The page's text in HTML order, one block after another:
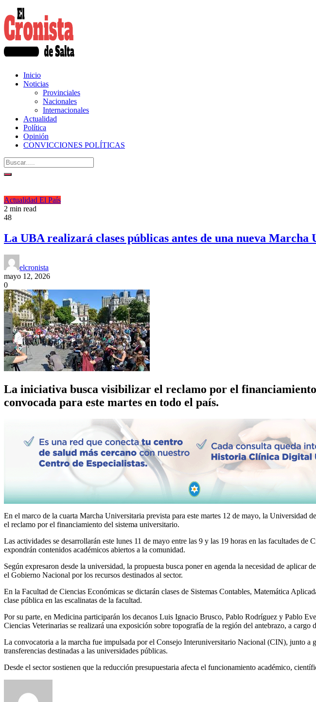
Inicio
Noticias
Provinciales
Nacionales
Internacionales
Actualidad
Política
Opinión
CONVICCIONES POLÍTICAS
Actualidad El País
2 min read
48
La UBA realizará clases públicas antes de una nueva Marcha
elcronista
mayo 12, 2026
0
La iniciativa busca visibilizar el reclamo por el
convocada para este martes en todo el país.
En el marco de la cuarta Marcha Universitaria prevista para este martes 12 de mayo, la
el reclamo por el financiamiento del sistema universitario.
Las actividades se desarrollarán este lunes 11 de mayo entre las 9 y las 19 horas en las facultades
expondrán contenidos académicos abiertos a la comunidad.
Según expresaron desde la universidad, la propuesta busca poner en agenda la necesidad de
el Gobierno Nacional por los recursos destinados al sector.
En la Facultad de Ciencias Económicas se dictarán clases de Sistemas Contables, Matemática
clase pública en las escalinatas de la facultad.
Por su parte, en Medicina participarán los decanos Luis Ignacio Brusco, Pablo Rodríguez y Pablo
Ciencias Veterinarias se realizará una exposición sobre topografía de la región del antebrazo, a cargo
La convocatoria a la marcha fue impulsada por el Consejo Interuniversitario Nacional (CIN), junto a
transferencias destinadas a las universidades públicas.
Desde el sector sostienen que la reducción presupuestaria afecta el funcionamiento académico,